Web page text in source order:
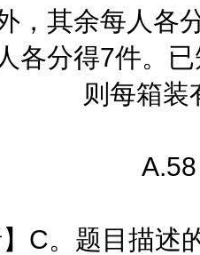
，其余每人各
各分得7件。
则每箱装
A.58
。题目描述的